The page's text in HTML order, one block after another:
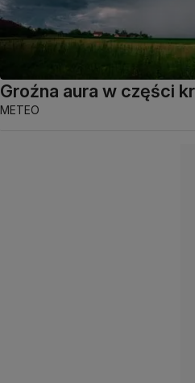
Groźna aura w części
METEO